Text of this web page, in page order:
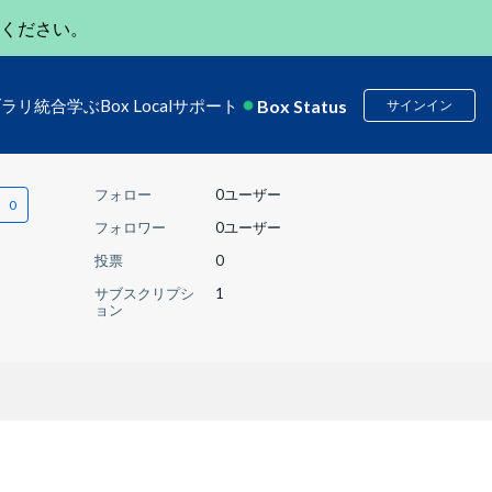
ださい。
リ 統合学ぶBox Localサポート Box Status サインイン
フォロー
0ユーザー
フォロワー
0ユーザー
投票
0
サブスクリプシ
ョン
1